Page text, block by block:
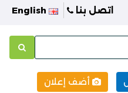
اتصل بنا
أضف إعلان